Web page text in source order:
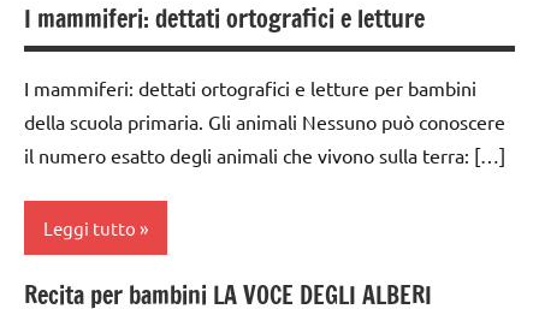
scienze:
animali
TUTTI GLI
ARGOMENTI
ARTICOLI
animali
PER ETA'
TUTTI GLI
dai
6
anni
dettati
/
dettati
ortografici
I mammiferi: dettati ortografici e letture
I mammiferi: dettati ortografici e letture per bambini
della scuola primaria. Gli animali Nessuno può conoscere
il numero esatto degli animali che vivono sulla terra: […]
Leggi tutto
classe
Recita per bambini LA VOCE DEGLI ALBERI